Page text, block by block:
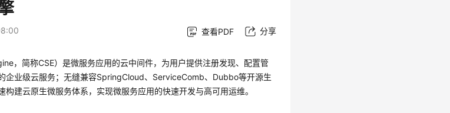
查看PDF 分享
，简称CSE）是微服务应用的云中间件，为用户提供注册发现、配置管
企业级云服务；无缝兼容SpringCloud、ServiceComb、Dubbo等开源生
建云原生微服务体系，实现微服务应用的快速开发与高可用运维。